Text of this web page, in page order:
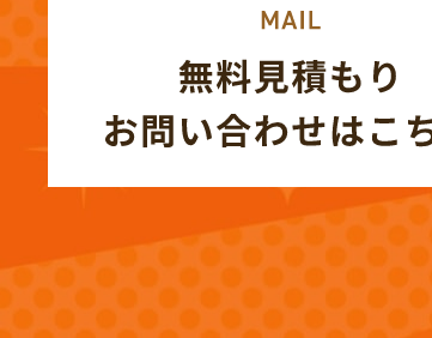
(12)
2025年2月 (13)
2024年12月 (12)